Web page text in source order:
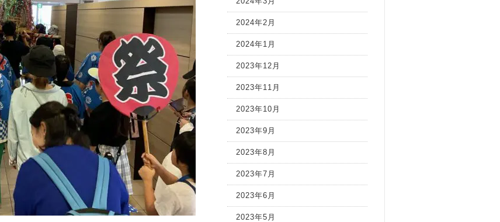
2024年2月
2024年1月
2023年12月
2023年11月
2023年10月
2023年9月
2023年8月
2023年7月
2023年6月
2023年5月